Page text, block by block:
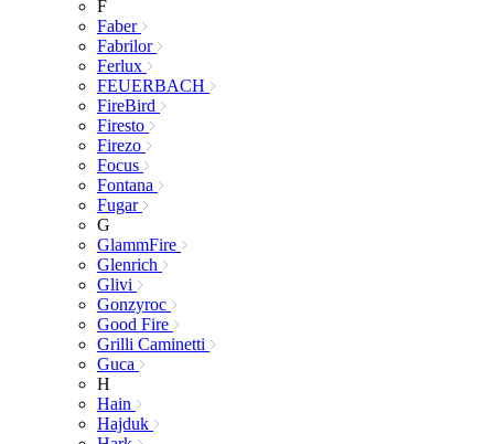
F
Faber
Fabrilor
Ferlux
FEUERBACH
FireBird
Firesto
Firezo
Focus
Fontana
Fugar
G
GlammFire
Glenrich
Glivi
Gonzyroc
Good Fire
Grilli Caminetti
Guca
H
Hain
Hajduk